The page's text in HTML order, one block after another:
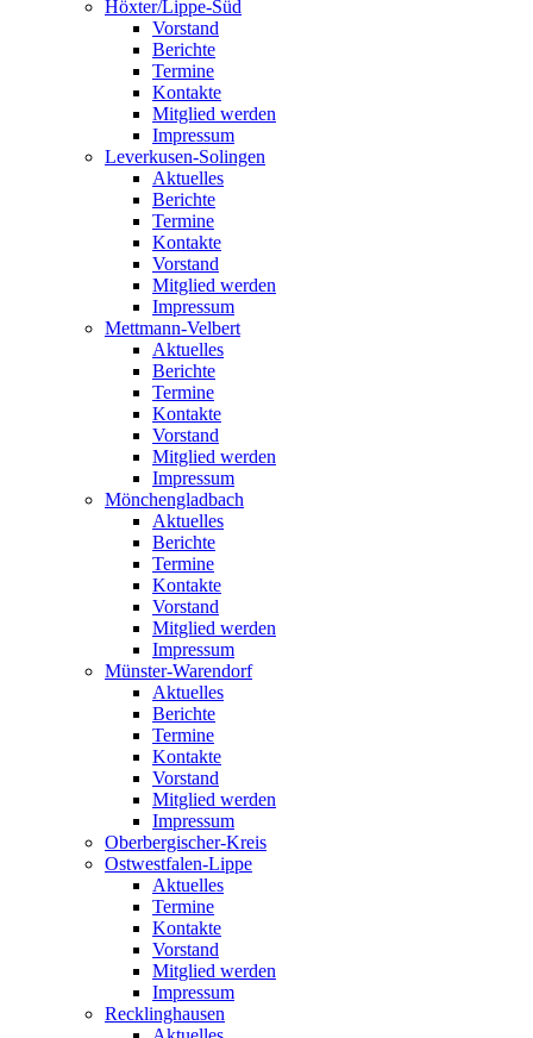
Höxter/Lippe-Süd
Vorstand
Berichte
Termine
Kontakte
Mitglied werden
Impressum
Leverkusen-Solingen
Aktuelles
Berichte
Termine
Kontakte
Vorstand
Mitglied werden
Impressum
Mettmann-Velbert
Aktuelles
Berichte
Termine
Kontakte
Vorstand
Mitglied werden
Impressum
Mönchengladbach
Aktuelles
Berichte
Termine
Kontakte
Vorstand
Mitglied werden
Impressum
Münster-Warendorf
Aktuelles
Berichte
Termine
Kontakte
Vorstand
Mitglied werden
Impressum
Oberbergischer-Kreis
Ostwestfalen-Lippe
Aktuelles
Termine
Kontakte
Vorstand
Mitglied werden
Impressum
Recklinghausen